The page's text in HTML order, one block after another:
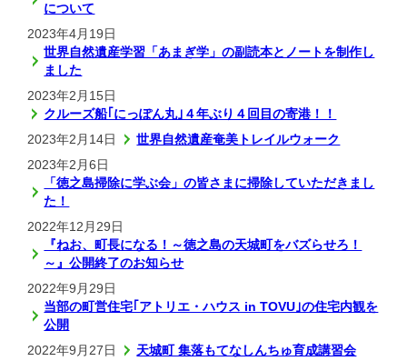
について
2023年4月19日
世界自然遺産学習「あまぎ学」の副読本とノートを制作し
ました
2023年2月15日
クルーズ船｢にっぽん丸｣４年ぶり４回目の寄港！！
2023年2月14日
世界自然遺産奄美トレイルウォーク
2023年2月6日
「徳之島掃除に学ぶ会」の皆さまに掃除していただきまし
た！
2022年12月29日
『ねお、町長になる！～徳之島の天城町をバズらせろ！
～』公開終了のお知らせ
2022年9月29日
当部の町営住宅｢アトリエ・ハウス in TOVU｣の住宅内観を
公開
2022年9月27日
天城町 集落もてなしんちゅ育成講習会